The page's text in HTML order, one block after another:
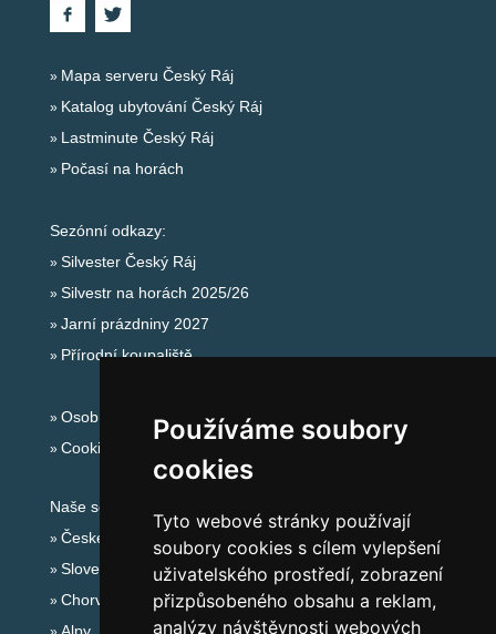
Používáme soubory
cookies
Tyto webové stránky používají
soubory cookies s cílem vylepšení
uživatelského prostředí, zobrazení
přizpůsobeného obsahu a reklam,
analýzy návštěvnosti webových
Mapa serveru Český Ráj
Katalog ubytování Český Ráj
Lastminute Český Ráj
Počasí na horách
Sezónní odkazy:
Silvester Český Ráj
Silvestr na horách 2025/26
Jarní prázdniny 2027
Přírodní koupaliště
Osobní údaje
Cookies
Naše servery:
České hory
Slovenské hory
Chorvatsko